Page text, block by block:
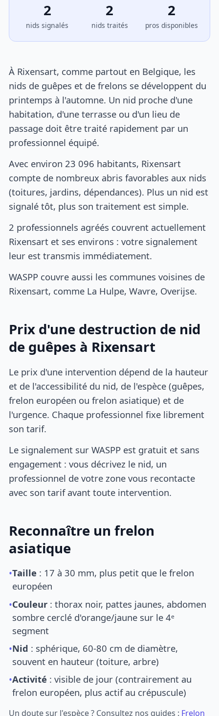
2
nids signalés
2
nids traités
2
pros disponibles
À Rixensart, comme partout en Belgique, les
nids de guêpes et de frelons se développent du
printemps à l'automne. Un nid proche d'une
habitation, d'une terrasse ou d'un lieu de
passage doit être traité rapidement par un
professionnel équipé.
Avec environ 23 096 habitants, Rixensart
compte de nombreux abris favorables aux nids
(toitures, jardins, dépendances). Plus un nid est
signalé tôt, plus son traitement est simple.
2 professionnels agréés couvrent actuellement
Rixensart et ses environs : votre signalement
leur est transmis immédiatement.
WASPP couvre aussi les communes voisines de
Rixensart, comme La Hulpe, Wavre, Overijse.
Prix d'une destruction de nid
de guêpes à Rixensart
Le prix d'une intervention dépend de la hauteur
et de l'accessibilité du nid, de l'espèce (guêpes,
frelon européen ou frelon asiatique) et de
l'urgence. Chaque professionnel fixe librement
son tarif.
Le signalement sur WASPP est gratuit et sans
engagement : vous décrivez le nid, un
professionnel de votre zone vous recontacte
avec son tarif avant toute intervention.
Reconnaître un frelon
asiatique
•Taille : 17 à 30 mm, plus petit que le frelon
européen
•Couleur : thorax noir, pattes jaunes, abdomen
sombre cerclé d'orange/jaune sur le 4ᵉ
segment
•Nid : sphérique, 60-80 cm de diamètre,
souvent en hauteur (toiture, arbre)
•Activité : visible de jour (contrairement au
frelon européen, plus actif au crépuscule)
Un doute sur l'espèce ? Consultez nos guides : Frelon